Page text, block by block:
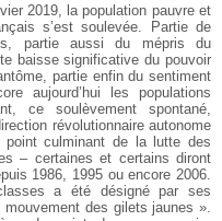
2019, la population pauvre et
s’est soulevée. Partie de
partie aussi du mépris du
baisse significative du pouvoir
partie enfin du sentiment
aujourd’hui les populations
ce soulèvement spontané,
révolutionnaire autonome
culminant de la lutte des
– certaines et certains diront
1986, 1995 ou encore 2006.
a été désigné par ses
des gilets jaunes ».